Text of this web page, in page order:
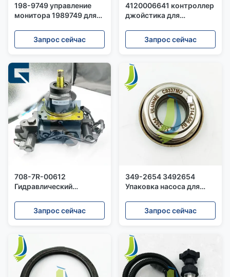
198-9749 управление
монитора 1989749 для
Запрос сейчас
4120006641 контроллер
джойстика для
LG956L
Запрос сейчас
708-7R-00612
Гидравлический
сборе для экскаватора
WA320-5
Запрос сейчас
349-2654 3492654
Упаковка насоса для
Запрос сейчас